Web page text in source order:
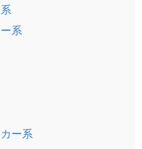
系
ー系